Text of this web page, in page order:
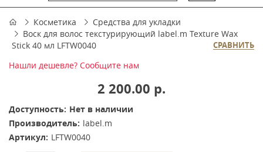
Косметика
Средства для укладки
Воск для волос текстурирующий label.m Texture Wax
Stick 40 мл LFTW0040
СРАВНИТЬ
Нашли дешевле? Сообщите нам
2 200.00 р.
Доступность: Нет в наличии
Производитель: label.m
Артикул: LFTW0040